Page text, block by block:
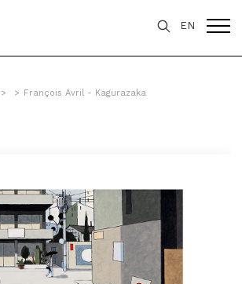
EN
> > François Avril - Kagurazaka